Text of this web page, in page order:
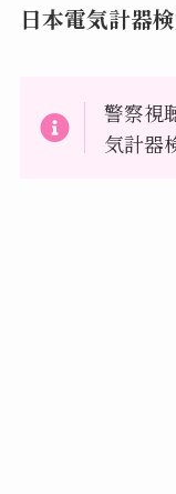
日本電気計器
警察視
気計器